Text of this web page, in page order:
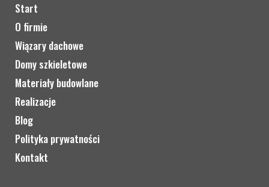
Start
O firmie
Wiązary dachowe
Domy szkieletowe
Materiały budowlane
Realizacje
Blog
Polityka prywatności
Kontakt